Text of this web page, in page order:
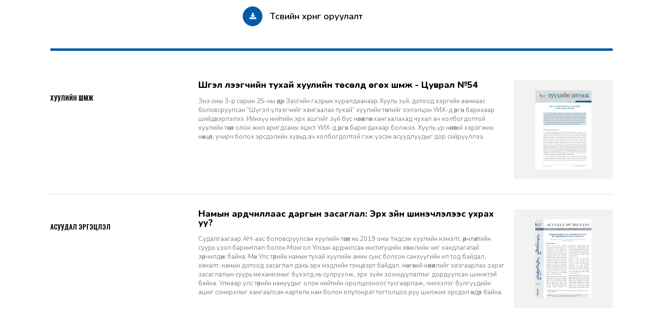
Төсвийн хөрөнгө оруулалт
Шүгэл үлээгчийн тухай хуулийн төсөлд өгөх шүүмж - Цуврал №54
Энэ оны 3-р сарын 25-ны өдөр Засгийн газрын хуралдаанаар Хууль зүй, дотоод хэргийн яамнаас
боловсруулсан “Шүгэл үлээгчийг хамгаалах тухай” хуулийн төслийг хэлэлцэн УИХ-д өргөн барихаар
шийдвэрлэлээ. Ийнхүү нийтийн эрх ашгийг зүй бус нөлөөллөөс хамгаалахад чухал ач холбогдолтой
хуулийн төсөл олон жил яригдсаны эцэст УИХ-д өргөн баригдахаар болжээ. Хууль үр нөлөөтэй хэрэгжих
нөхцөл, учирч болох эрсдэлийн хувьд ач холбогдолтой гэж үзсэн асуудлуудыг дор сийрүүллээ.
ХУУЛИЙН ШҮҮМЖ
Намын ардчиллаас даргын засаглал: Эрх зүйн шинэчлэлээс ухрах
уу?
Судалгаагаар АН-аас боловсруулсан хуулийн төсөл нь 2019 оны Үндсэн хуулийн нэмэлт, өөрчлөлтийн
суурь үзэл баримтлал болон Монгол Улсын ардчилсан институцийн хөгжлийн чиг хандлагатай
зөрчилдөж байна. Мөн Улс төрийн намын тухай хуулийн амин сүнс болсон санхүүгийн ил тод байдал,
хяналт, намын дотоод засаглал дахь эрх мэдлийн тэнцвэрт байдал, мөнгөний нөлөөллийг хязгаарлах зэрэг
засаглалын суурь механизмыг бүхэлд нь сулруулж, эрх зүйн зохицуулалтыг дордуулсан шинжтэй
байна. Улмаар улс төрийн намуудыг олон нийтийн оролцооноос тусгаарлаж, чинээлэг бүлгүүдийн
ашиг сонирхлыг хамгаалсан картель нам болон плутократ тогтолцоо руу шилжих эрсдэл өндөр байна.
АСУУДАЛ ЭРГЭЦҮҮЛЭЛ